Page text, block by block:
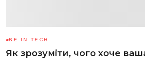
BE IN TECH
Як зрозуміти, чого хоче